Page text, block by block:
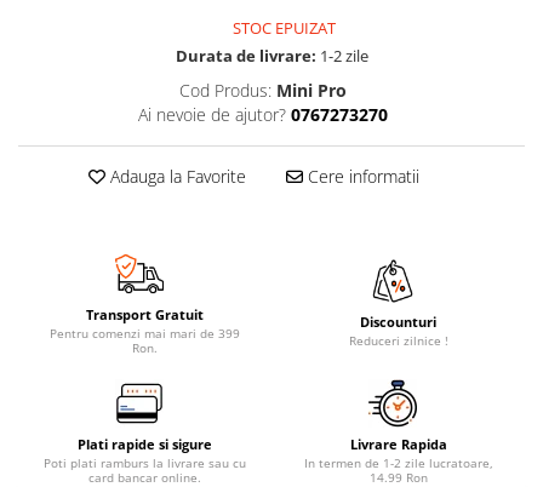
STOC EPUIZAT
Durata de livrare: 1-2 zile
Cod Produs: Mini Pro
Ai nevoie de ajutor? 0767273270
Adauga la Favorite Cere informatii
Transport Gratuit
Pentru comenzi mai mari de 399
Ron.
Discounturi
Reduceri zilnice !
Plati rapide si sigure
Poti plati ramburs la livrare sau cu
card bancar online.
Livrare Rapida
In termen de 1-2 zile lucratoare,
14.99 Ron